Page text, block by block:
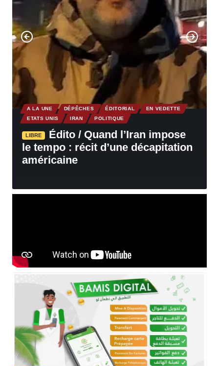
A LA UNE DÉPÊCHES ÉDITORIAL
EN VEDETTE
ETATS UNIS
IRAN POLITIQUE
LIBRE
Édito / Quand l’Iran impose
le tempo : récit d’une décapitation
américaine